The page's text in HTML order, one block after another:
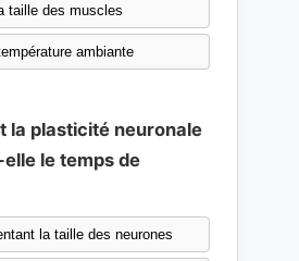
taille des muscles
ambiante
la plasticité neuronale
le temps de
la taille des neurones